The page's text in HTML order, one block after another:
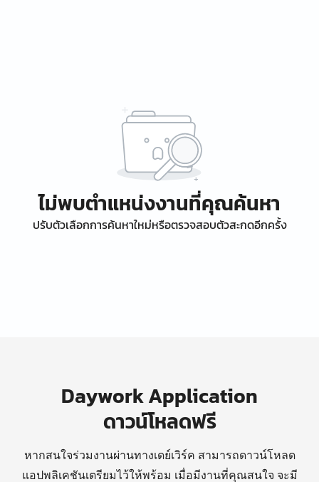
ไม่พบตำแหน่งงานที่คุณค้นหา
ปรับตัวเลือกการค้นหาใหม่หรือตรวจสอบตัวสะกดอีกครั้ง
Daywork Application
ดาวน์โหลดฟรี
หากสนใจร่วมงานผ่านทางเดย์เวิร์ค สามารถดาวน์โหลด
แอปพลิเคชันเตรียมไว้ให้พร้อม เมื่อมีงานที่คุณสนใจ จะมี